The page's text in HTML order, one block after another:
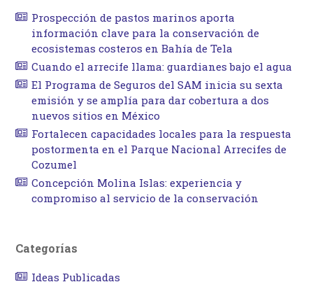
Prospección de pastos marinos aporta
información clave para la conservación de
ecosistemas costeros en Bahía de Tela
Cuando el arrecife llama: guardianes bajo el agua
El Programa de Seguros del SAM inicia su sexta
emisión y se amplía para dar cobertura a dos
nuevos sitios en México
Fortalecen capacidades locales para la respuesta
postormenta en el Parque Nacional Arrecifes de
Cozumel
Concepción Molina Islas: experiencia y
compromiso al servicio de la conservación
Categorías
Ideas Publicadas